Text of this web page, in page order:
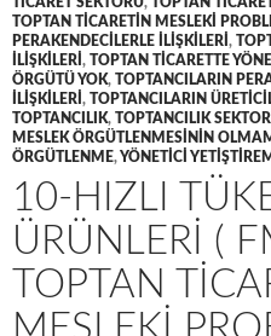
TOPTAN TICARETIN MESLEKI
PERAKENDECILERLE ILIŞKILERI ,
ILIŞKILERI , TOPTAN TICARETTE
ÖRGÜTÜ YOK, TOPTANCILARIN
ILIŞKILERI , TOPTANCILARIN
TOPTANCILIK, TOPTANCILIK
MESLEK ÖRGÜTLENMESININ
ÖRGÜTLENME,YÖNETICI
10-HIZLI
ÜRÜNLERI (
TOPTAN